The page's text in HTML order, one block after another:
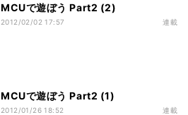
MCUで遊ぼう Part2 (2)
2012/02/02 17:57 連載
MCUで遊ぼう Part2 (1)
2012/01/26 18:52 連載